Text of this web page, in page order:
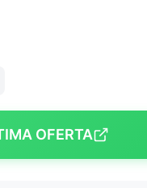
OFERTA